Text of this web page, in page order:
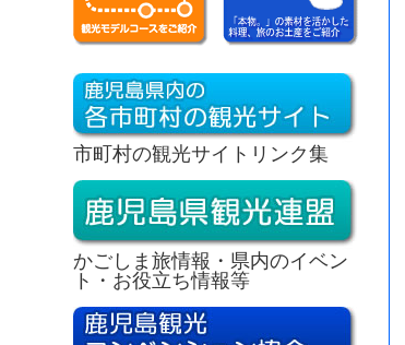
市町村の観光サイトリンク集
かごしま旅情報・県内のイベン
ト・お役立ち情報等